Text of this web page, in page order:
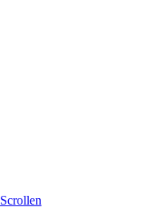
Scrollen